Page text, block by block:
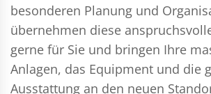
besonderen Planung und
übernehmen diese
gerne für Sie und bringen Ihre
Anlagen, das Equipment und die
Ausstattung an den neuen